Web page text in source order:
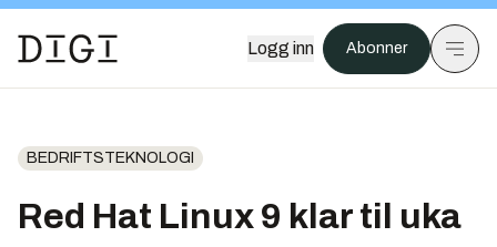
Logg inn Abonner
BEDRIFTSTEKNOLOGI
Red Hat Linux 9 klar til uka